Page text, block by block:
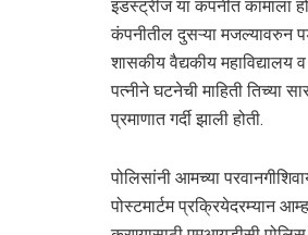
इंडस्ट्रीज या कंपनीत कामाला
कंपनीतील दुसऱ्या मजल्यावरुन
शासकीय वैद्यकीय महाविद्यालय
पत्नीने घटनेची माहिती तिच्या
प्रमाणात गर्दी झाली होती.
पोलिसांनी आमच्या
पोस्टमार्टम प्रक्रियेदरम्यान